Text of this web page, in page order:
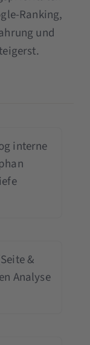
Ranking,
und
interne
&
Analyse